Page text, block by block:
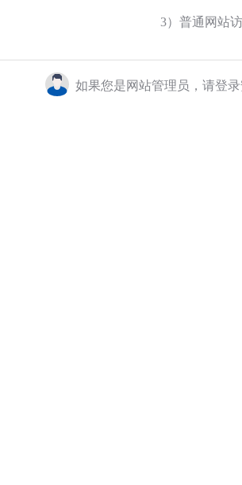
3）普通网站
如果您是网站管理员，请登